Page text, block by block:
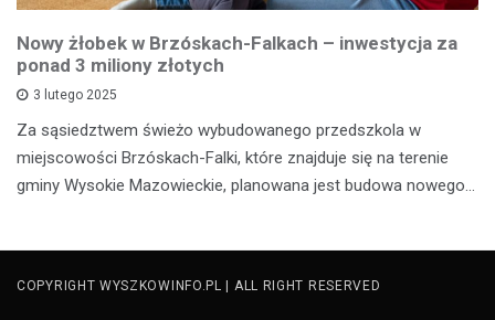
Nowy żłobek w Brzóskach-Falkach – inwestycja za
ponad 3 miliony złotych
3 lutego 2025
Za sąsiedztwem świeżo wybudowanego przedszkola w
miejscowości Brzóskach-Falki, które znajduje się na terenie
gminy Wysokie Mazowieckie, planowana jest budowa nowego…
COPYRIGHT WYSZKOWINFO.PL | ALL RIGHT RESERVED